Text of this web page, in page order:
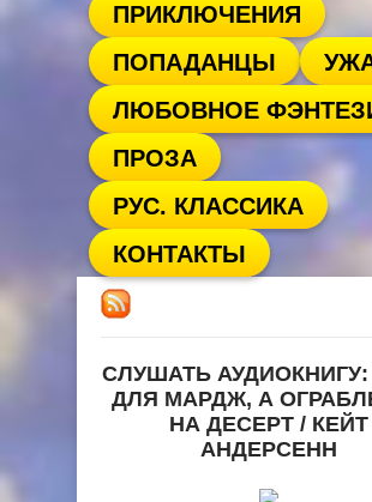
ПРИКЛЮЧЕНИЯ
ПОПАДАНЦЫ
ЛЮБОВНОЕ
ПРОЗА
РУС. КЛАССИКА
КОНТАКТЫ
СЛУШАТЬ
ДЛЯ МАРДЖ, А
НА ДЕСЕРТ / КЕЙТ
АНДЕРСЕНН